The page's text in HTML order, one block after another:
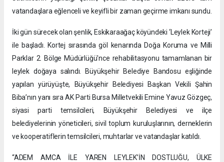
vatandaşlara eğlenceli ve keyifli bir zaman geçirme imkanı sundu.
İki gün sürecek olan şenlik, Eskikaraağaç köyündeki ‘Leylek Korteji’
ile başladı. Kortej sırasında göl kenarında Doğa Koruma ve Milli
Parklar 2. Bölge Müdürlüğü'nce rehabilitasyonu tamamlanan bir
leylek doğaya salındı. Büyükşehir Belediye Bandosu eşliğinde
yapılan yürüyüşte, Büyükşehir Belediyesi Başkan Vekili Şahin
Biba’nın yanı sıra AK Parti Bursa Milletvekili Emine Yavuz Gözgeç,
siyasi parti temsilcileri, Büyükşehir Belediyesi ve ilçe
belediyelerinin yöneticileri, sivil toplum kuruluşlarının, derneklerin
ve kooperatiflerin temsilcileri, muhtarlar ve vatandaşlar katıldı.
“ADEM AMCA İLE YAREN LEYLEK’İN DOSTLUĞU, ÜLKE